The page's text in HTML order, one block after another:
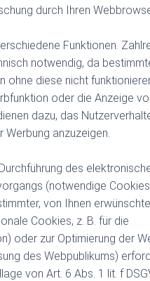
durch Ihren
Funktionen.
notwendig, da
ohne diese nicht
oder die Anzeige
dazu, das
Werbung anzuzeigen.
des
(notwendige
von Ihnen
Cookies, z. B. für die
oder zur Optimierung der
des Webpublikums)
von Art. 6 Abs. 1 lit. f